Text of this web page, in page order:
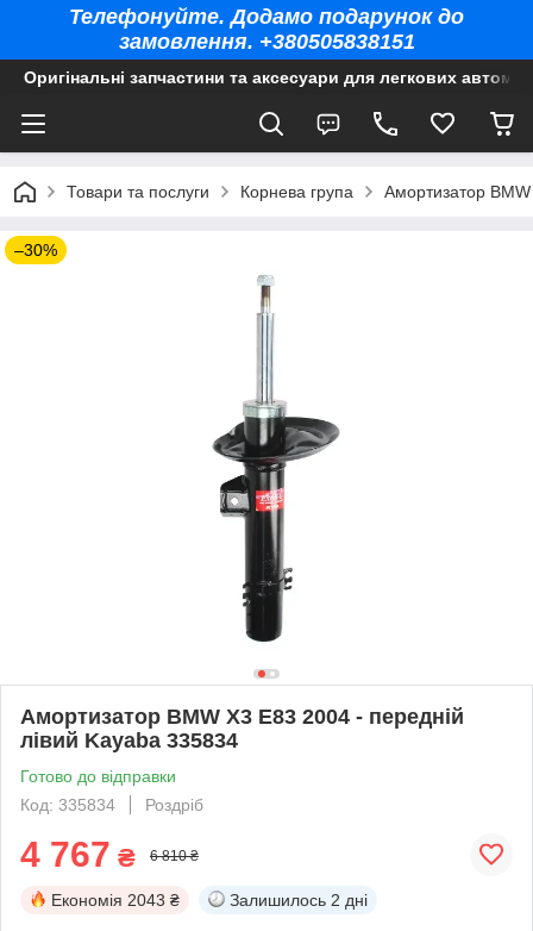
Телефонуйте. Додамо подарунок до
замовлення. +380505838151
Оригінальні запчастини та аксесуари для легкових
Товари та послуги Корнева група Амортизатор
–30%
Амортизатор BMW X3 E83 2004 - передній
лівий Kayaba 335834
Готово до відправки
Код: 335834
Роздріб
4 767 ₴ 6 810 ₴
Економія 2043 ₴ Залишилось 2 дні